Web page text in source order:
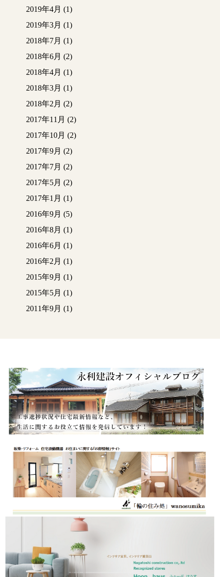
2019年4月 (1)
2019年3月 (1)
2018年7月 (1)
2018年6月 (2)
2018年4月 (1)
2018年3月 (1)
2018年2月 (2)
2017年11月 (2)
2017年10月 (2)
2017年9月 (2)
2017年7月 (2)
2017年5月 (2)
2017年1月 (1)
2016年9月 (5)
2016年8月 (1)
2016年6月 (1)
2016年2月 (1)
2015年9月 (1)
2015年5月 (1)
2011年9月 (1)